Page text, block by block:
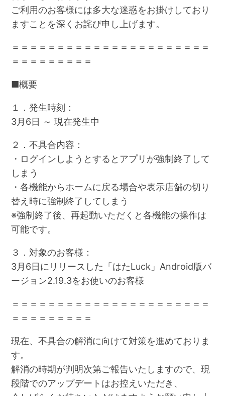
ご利用のお客様には多大な迷惑をお掛けしており
ますことを深くお詫び申し上げます。
＝＝＝＝＝＝＝＝＝＝＝＝＝＝＝＝＝＝＝＝＝＝
＝＝＝＝＝＝＝＝＝
■概要
１．発生時刻：
3月6日 ～ 現在発生中
２．不具合内容：
・ログインしようとするとアプリが強制終了して
しまう
・各機能からホームに戻る場合や表示店舗の切り
替え時に強制終了してしまう
※強制終了後、再起動いただくと各機能の操作は
可能です。
３．対象のお客様：
3月6日にリリースした「はたLuck」Android版バ
ージョン2.19.3をお使いのお客様
＝＝＝＝＝＝＝＝＝＝＝＝＝＝＝＝＝＝＝＝＝＝
＝＝＝＝＝＝＝＝＝
現在、不具合の解消に向けて対策を進めておりま
す。
解消の時期が判明次第ご報告いたしますので、現
段階でのアップデートはお控えいただき、